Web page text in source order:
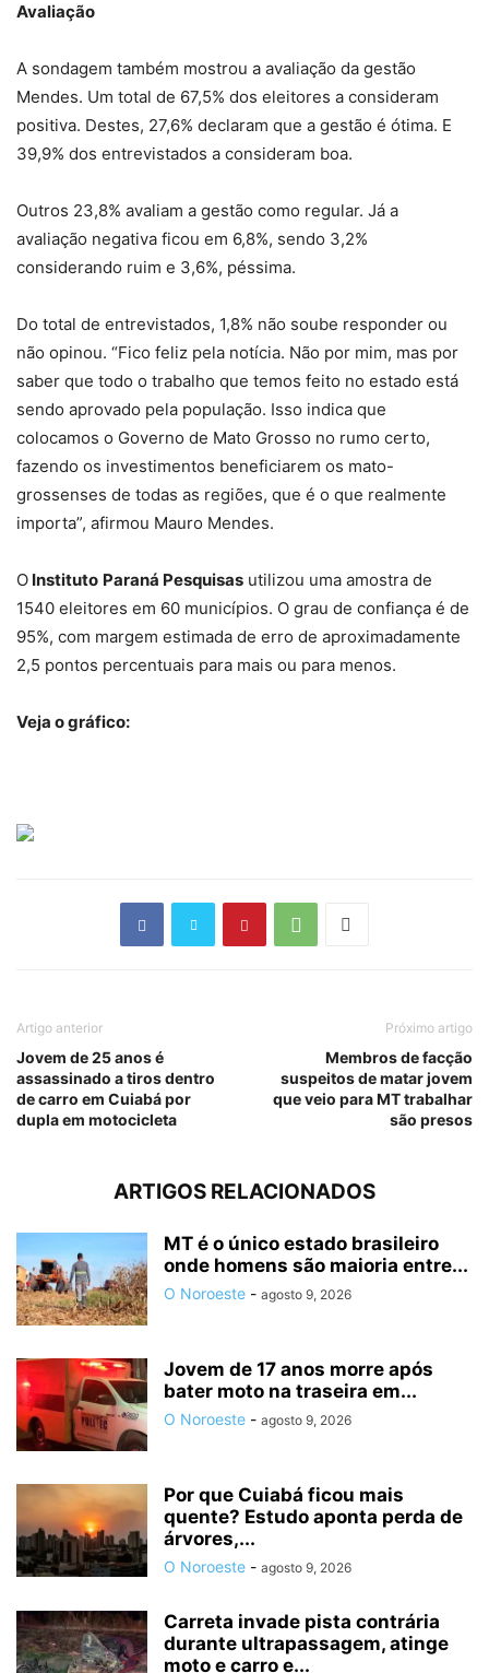
Avaliação
A sondagem também mostrou a avaliação da gestão
Mendes. Um total de 67,5% dos eleitores a consideram
positiva. Destes, 27,6% declaram que a gestão é ótima. E
39,9% dos entrevistados a consideram boa.
Outros 23,8% avaliam a gestão como regular. Já a
avaliação negativa ficou em 6,8%, sendo 3,2%
considerando ruim e 3,6%, péssima.
Do total de entrevistados, 1,8% não soube responder ou
não opinou. “Fico feliz pela notícia. Não por mim, mas por
saber que todo o trabalho que temos feito no estado está
sendo aprovado pela população. Isso indica que
colocamos o Governo de Mato Grosso no rumo certo,
fazendo os investimentos beneficiarem os mato-
grossenses de todas as regiões, que é o que realmente
importa”, afirmou Mauro Mendes.
O Instituto Paraná Pesquisas utilizou uma amostra de
1540 eleitores em 60 municípios. O grau de confiança é de
95%, com margem estimada de erro de aproximadamente
2,5 pontos percentuais para mais ou para menos.
Veja o gráfico:
Artigo anterior
Jovem de 25 anos é
assassinado a tiros dentro
de carro em Cuiabá por
dupla em motocicleta
Próximo artigo
Membros de facção
suspeitos de matar jovem
que veio para MT trabalhar
são presos
ARTIGOS RELACIONADOS
MT é o único estado brasileiro
onde homens são maioria entre...
O Noroeste - agosto 9, 2026
Jovem de 17 anos morre após
bater moto na traseira em...
O Noroeste - agosto 9, 2026
Por que Cuiabá ficou mais
quente? Estudo aponta perda de
árvores,...
O Noroeste - agosto 9, 2026
Carreta invade pista contrária
durante ultrapassagem, atinge
moto e carro e...